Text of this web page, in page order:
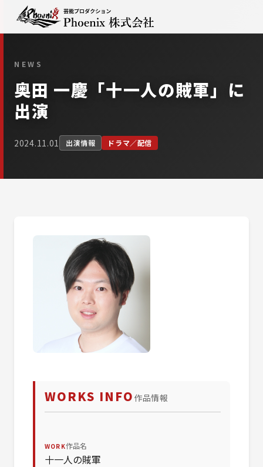
NEWS
奥田 一慶「十一人の賊軍」に
出演
2024.11.01 出演情報 ドラマ／配信
WORKS INFO 作品情報
WORK作品名
十一人の賊軍